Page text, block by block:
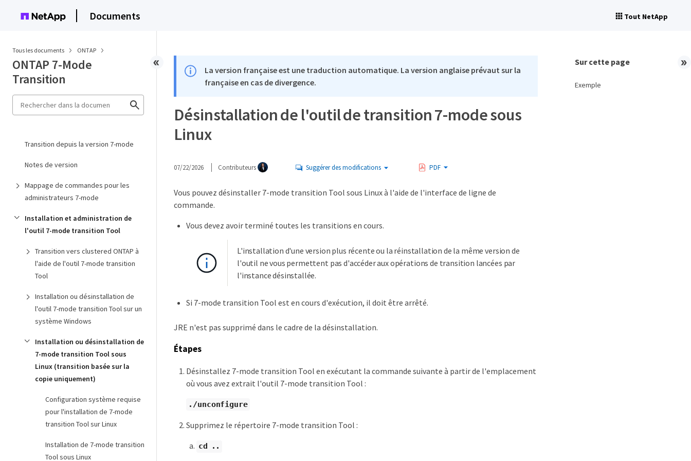
Documents Tout NetApp
Tous les documents ONTAP
ONTAP 7-Mode
Transition
Transition depuis la version 7-mode
Notes de version
Mappage de commandes pour les
administrateurs 7-mode
Installation et administration de
l'outil 7-mode transition Tool
Transition vers clustered ONTAP à
l'aide de l'outil 7-mode transition
Tool
Installation ou désinstallation de
l'outil 7-mode transition Tool sur un
système Windows
Installation ou désinstallation de
7-mode transition Tool sous
Linux (transition basée sur la
copie uniquement)
Configuration système requise
pour l'installation de 7-mode
transition Tool sur Linux
Installation de 7-mode transition
Tool sous Linux
La version française est une traduction automatique. La version anglaise prévaut sur la
française en cas de divergence.
Désinstallation de l'outil de transition 7-mode sous
Linux
07/22/2026 Contributeurs Suggérer des modifications PDF
Vous pouvez désinstaller 7-mode transition Tool sous Linux à l'aide de l'interface de ligne de
commande.
Vous devez avoir terminé toutes les transitions en cours.
L'installation d'une version plus récente ou la réinstallation de la même version de
l'outil ne vous permettent pas d'accéder aux opérations de transition lancées par
l'instance désinstallée.
Si 7-mode transition Tool est en cours d'exécution, il doit être arrêté.
JRE n'est pas supprimé dans le cadre de la désinstallation.
Étapes
Désinstallez 7-mode transition Tool en exécutant la commande suivante à partir de l'emplacement
où vous avez extrait l'outil 7-mode transition Tool :
./unconfigure
Supprimez le répertoire 7-mode transition Tool :
cd ..
Sur cette page
Exemple